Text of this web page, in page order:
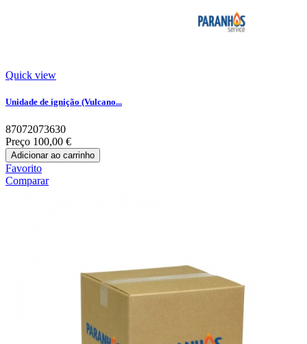
Quick view
Unidade de ignição (Vulcano...
87072073630
Preço 100,00 €
Adicionar ao carrinho
Favorito
Comparar